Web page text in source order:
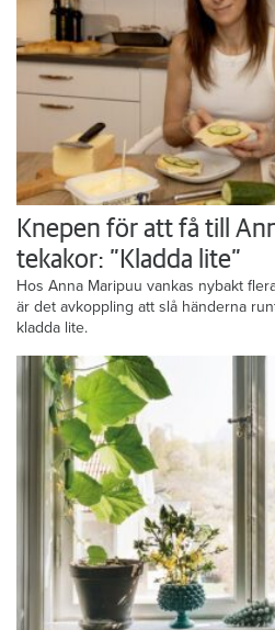
Knepen för att få till
tekakor: ”Kladda lite”
Hos Anna Maripuu vankas nybakt
är det avkoppling att slå händerna
kladda lite.